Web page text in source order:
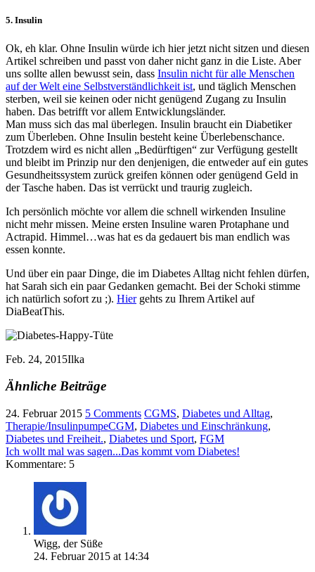
5. Insulin
Ok, eh klar. Ohne Insulin würde ich hier jetzt nicht sitzen und diesen
Artikel schreiben und passt von daher nicht ganz in die Liste. Aber
uns sollte allen bewusst sein, dass Insulin nicht für alle Menschen
auf der Welt eine Selbstverständlichkeit ist, und täglich Menschen
sterben, weil sie keinen oder nicht genügend Zugang zu Insulin
haben. Das betrifft vor allem Entwicklungsländer.
Man muss sich das mal überlegen. Insulin braucht ein Diabetiker
zum Überleben. Ohne Insulin besteht keine Überlebenschance.
Trotzdem wird es nicht allen „Bedürftigen“ zur Verfügung gestellt
und bleibt im Prinzip nur den denjenigen, die entweder auf ein gutes
Gesundheitssystem zurück greifen können oder genügend Geld in
der Tasche haben. Das ist verrückt und traurig zugleich.
Ich persönlich möchte vor allem die schnell wirkenden Insuline
nicht mehr missen. Meine ersten Insuline waren Protaphane und
Actrapid. Himmel…was hat es da gedauert bis man endlich was
essen konnte.
Und über ein paar Dinge, die im Diabetes Alltag nicht fehlen dürfen,
hat Sarah sich ein paar Gedanken gemacht. Bei der Schoki stimme
ich natürlich sofort zu ;). Hiergehts zu Ihrem Artikel auf
DiaBeatThis.
Feb. 24, 2015Ilka
Ähnliche Beiträge
24. Februar 2015 5 Comments CGMS, Diabetes und Alltag,
Therapie/InsulinpumpeCGM, Diabetes und Einschränkung,
Diabetes und Freiheit., Diabetes und Sport, FGM
Ich wollt mal was sagen...Das kommt vom Diabetes!
Kommentare: 5
Wigg, der Süße
24. Februar 2015 at 14:34